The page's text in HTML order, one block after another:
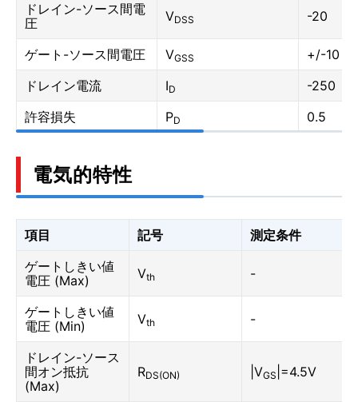
ドレイン-ソース間電
圧
VDSS -20
ゲート-ソース間電圧 VGSS
+/-10
ドレイン電流
ID
-250
許容損失
PD 0.5
電気的特性
項目 記号
測定条件
ゲートしきい値
電圧 (Max)
Vth -
ゲートしきい値
電圧 (Min)
Vth -
ドレイン-ソース
間オン抵抗
(Max)
RDS(ON) |VGS |=4.5V